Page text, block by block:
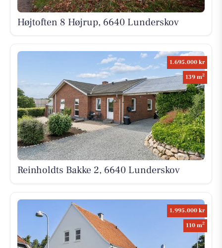
Højtoften 8 Højrup, 6640 Lunderskov
1.695.000 kr
139 m2
Reinholdts Bakke 2, 6640 Lunderskov
1.995.000 kr
110 m2